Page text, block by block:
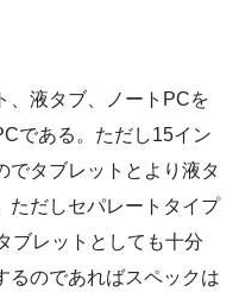
、液タブ、ノートPCを
である。ただし15イン
でタブレットとより液タ
ただしセパレートタイプ
ブレットとしても十分
るのであればスペックは